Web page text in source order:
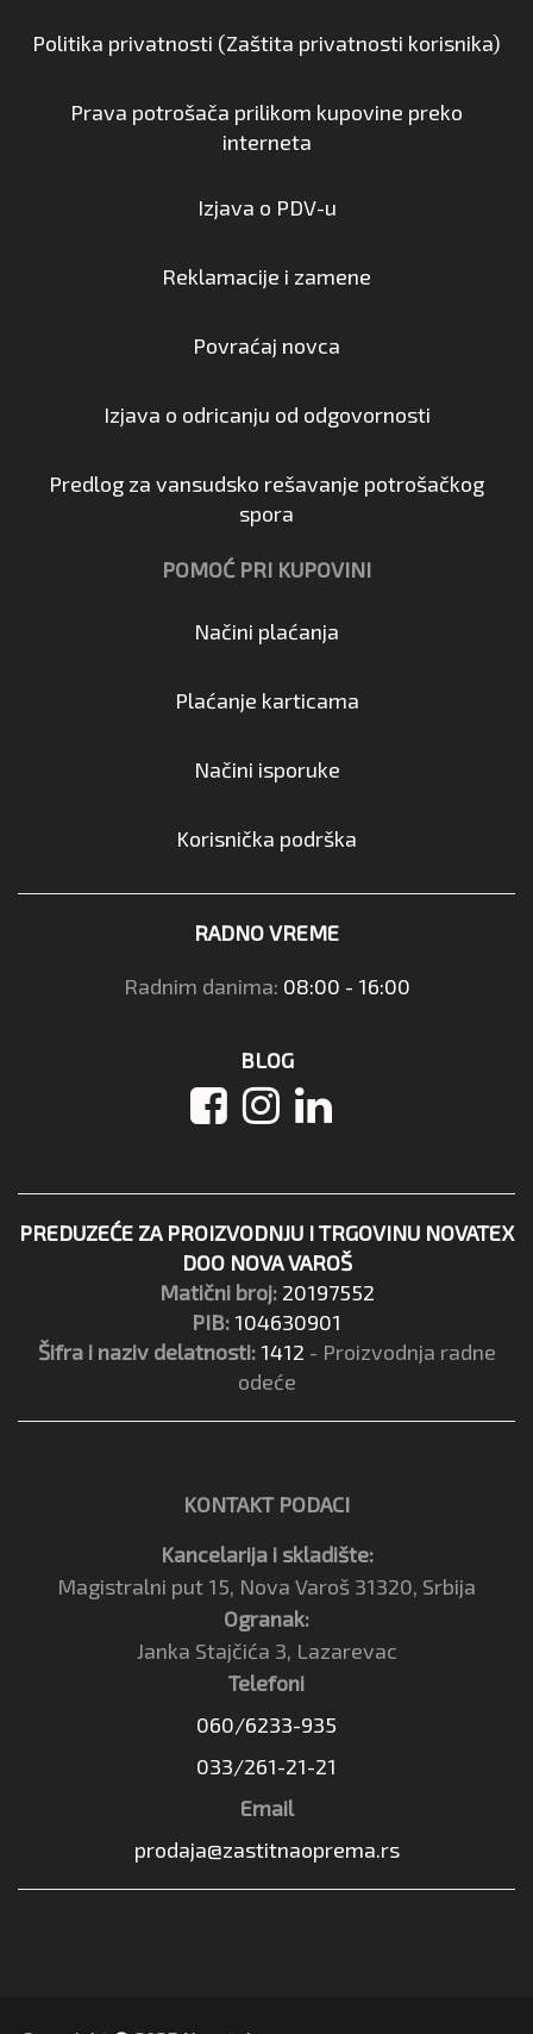
Politika privatnosti (Zaštita privatnosti korisnika)
Prava potrošača prilikom kupovine preko
interneta
Izjava o PDV-u
Reklamacije i zamene
Povraćaj novca
Izjava o odricanju od odgovornosti
Predlog za vansudsko rešavanje potrošačkog
spora
POMOĆ PRI KUPOVINI
Načini plaćanja
Plaćanje karticama
Načini isporuke
Korisnička podrška
RADNO VREME
Radnim danima: 08:00 - 16:00
BLOG
PREDUZEĆE ZA PROIZVODNJU I TRGOVINU NOVATEX
DOO NOVA VAROŠ
Matični broj: 20197552
PIB: 104630901
Šifra i naziv delatnosti: 1412 - Proizvodnja radne
odeće
KONTAKT PODACI
Kancelarija i skladište:
Magistralni put 15, Nova Varoš 31320, Srbija
Ogranak:
Janka Stajčića 3, Lazarevac
Telefoni
060/6233-935
033/261-21-21
Email
prodaja@zastitnaoprema.rs